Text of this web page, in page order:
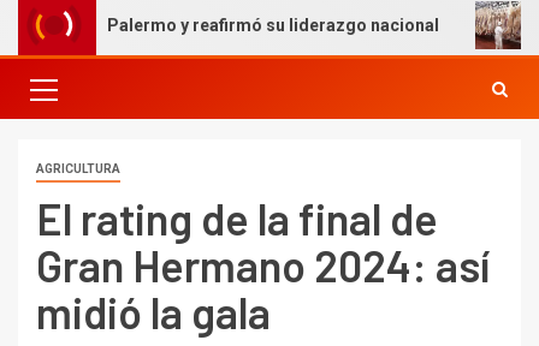
en Palermo y reafirmó su liderazgo nacional AFIC
AGRICULTURA
El rating de la final de
Gran Hermano 2024: así
midió la gala